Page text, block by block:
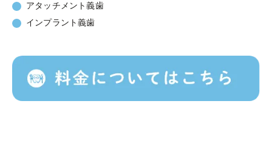
アタッチメント義歯
インプラント義歯